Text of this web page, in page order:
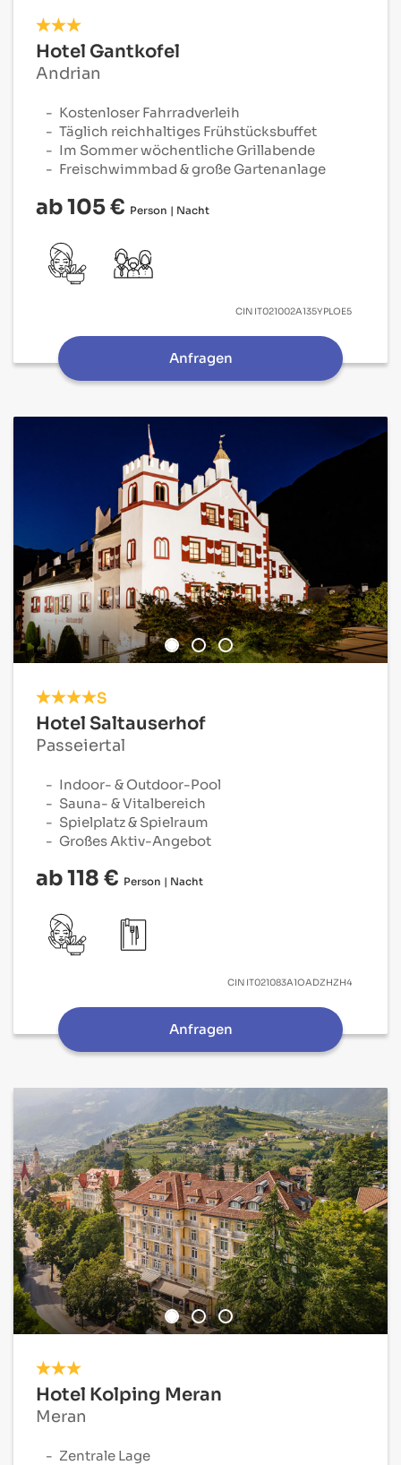
Hotel Gantkofel
Andrian
Kostenloser Fahrradverleih
Täglich reichhaltiges Frühstücksbuffet
Im Sommer wöchentliche Grillabende
Freischwimmbad & große Gartenanlage
ab 105 € Person | Nacht
CIN IT021002A135YPLOE5
Anfragen
S
Hotel Saltauserhof
Passeiertal
Indoor- & Outdoor-Pool
Sauna- & Vitalbereich
Spielplatz & Spielraum
Großes Aktiv-Angebot
ab 118 € Person | Nacht
CIN IT021083A1OADZHZH4
Anfragen
Hotel Kolping Meran
Meran
Zentrale Lage